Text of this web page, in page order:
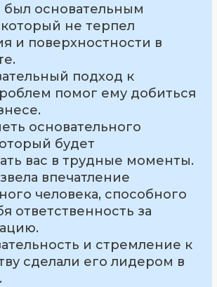
был основательным
не терпел
и поверхностности в
подход к
помог ему добиться
основательного
будет
вас в трудные моменты.
впечатление
человека, способного
ответственность за
и стремление к
сделали его лидером в